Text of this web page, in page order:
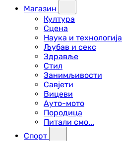
Магазин
Култура
Сцена
Наука и технологија
Љубав и секс
Здравље
Стил
Занимљивости
Савјети
Вицеви
Ауто-мото
Породица
Питали смо...
Спорт